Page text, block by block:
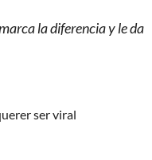
la diferencia y le da
ser viral